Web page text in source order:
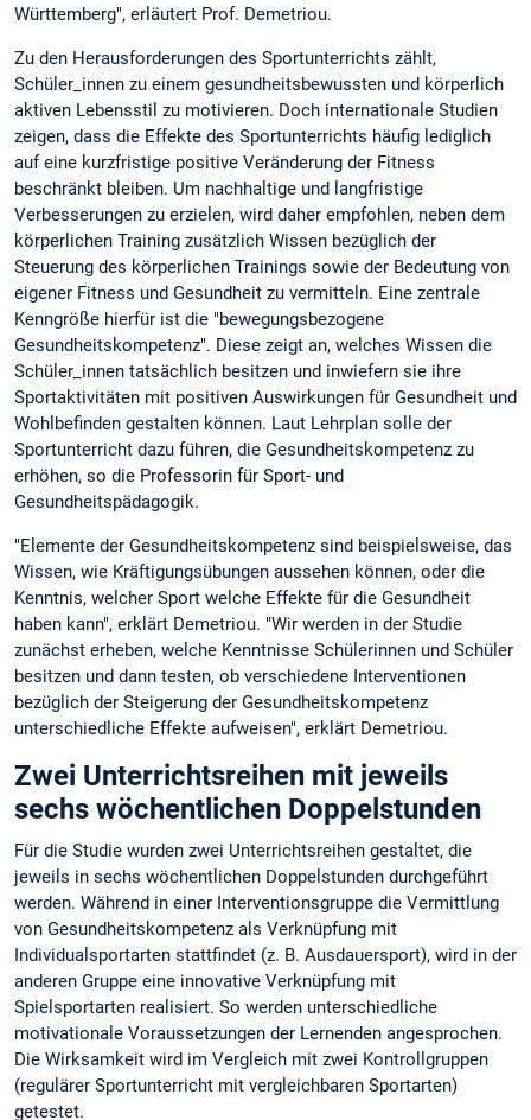
Württemberg", erläutert Prof. Demetriou.
Zu den Herausforderungen des Sportunterrichts zählt,
Schüler_innen zu einem gesundheitsbewussten und körperlich
aktiven Lebensstil zu motivieren. Doch internationale Studien
zeigen, dass die Effekte des Sportunterrichts häufig lediglich
auf eine kurzfristige positive Veränderung der Fitness
beschränkt bleiben. Um nachhaltige und langfristige
Verbesserungen zu erzielen, wird daher empfohlen, neben dem
körperlichen Training zusätzlich Wissen bezüglich der
Steuerung des körperlichen Trainings sowie der Bedeutung von
eigener Fitness und Gesundheit zu vermitteln. Eine zentrale
Kenngröße hierfür ist die "bewegungsbezogene
Gesundheitskompetenz". Diese zeigt an, welches Wissen die
Schüler_innen tatsächlich besitzen und inwiefern sie ihre
Sportaktivitäten mit positiven Auswirkungen für Gesundheit und
Wohlbefinden gestalten können. Laut Lehrplan solle der
Sportunterricht dazu führen, die Gesundheitskompetenz zu
erhöhen, so die Professorin für Sport- und
Gesundheitspädagogik.
"Elemente der Gesundheitskompetenz sind beispielsweise, das
Wissen, wie Kräftigungsübungen aussehen können, oder die
Kenntnis, welcher Sport welche Effekte für die Gesundheit
haben kann", erklärt Demetriou. "Wir werden in der Studie
zunächst erheben, welche Kenntnisse Schülerinnen und Schüler
besitzen und dann testen, ob verschiedene Interventionen
bezüglich der Steigerung der Gesundheitskompetenz
unterschiedliche Effekte aufweisen", erklärt Demetriou.
Zwei Unterrichtsreihen mit jeweils
sechs wöchentlichen Doppelstunden
Für die Studie wurden zwei Unterrichtsreihen gestaltet, die
jeweils in sechs wöchentlichen Doppelstunden durchgeführt
werden. Während in einer Interventionsgruppe die Vermittlung
von Gesundheitskompetenz als Verknüpfung mit
Individualsportarten stattfindet (z. B. Ausdauersport), wird in der
anderen Gruppe eine innovative Verknüpfung mit
Spielsportarten realisiert. So werden unterschiedliche
motivationale Voraussetzungen der Lernenden angesprochen.
Die Wirksamkeit wird im Vergleich mit zwei Kontrollgruppen
(regulärer Sportunterricht mit vergleichbaren Sportarten)
getestet.